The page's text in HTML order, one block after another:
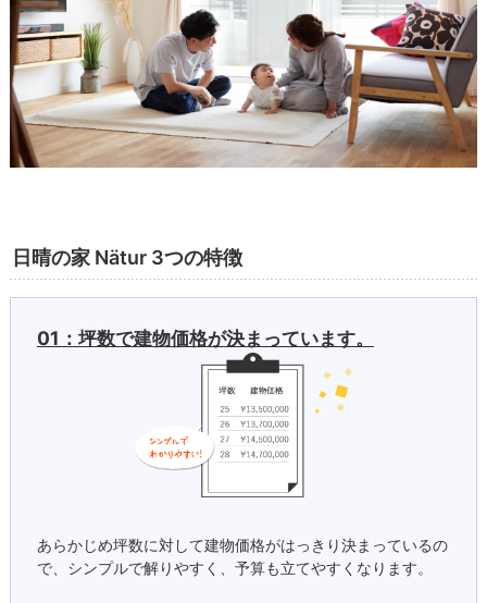
日晴の家 Nätur 3つの特徴
01：坪数で建物価格が決まっています。
あらかじめ坪数に対して建物価格がはっきり決まっているの
で、シンプルで解りやすく、予算も立てやすくなります。